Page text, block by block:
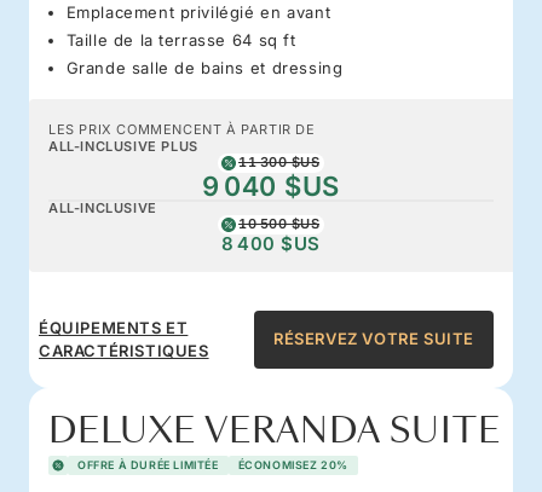
Emplacement privilégié en avant
Taille de la terrasse 64 sq ft
Grande salle de bains et dressing
LES PRIX COMMENCENT À PARTIR DE
ALL-INCLUSIVE PLUS
11 300 $US
9 040 $US
ALL-INCLUSIVE
10 500 $US
8 400 $US
ÉQUIPEMENTS ET
CARACTÉRISTIQUES
RÉSERVEZ VOTRE SUITE
DELUXE VERANDA SUITE
OFFRE À DURÉE LIMITÉE ÉCONOMISEZ 20%